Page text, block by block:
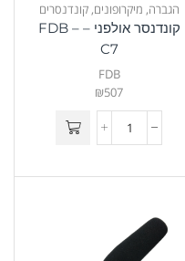
הגברה, מיקרופונים,קונדנסרים
קונדנסר אולפני – FDB –
C7
FDB
₪507